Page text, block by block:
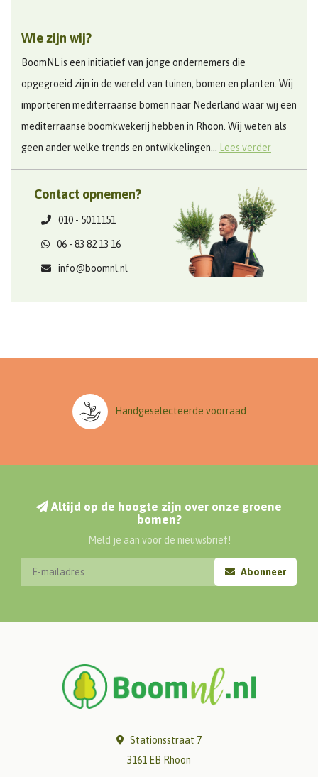
Wie zijn wij?
BoomNL is een initiatief van jonge ondernemers die
opgegroeid zijn in de wereld van tuinen, bomen en planten. Wij
importeren mediterraanse bomen naar Nederland waar wij een
mediterraanse boomkwekerij hebben in Rhoon. Wij weten als
geen ander welke trends en ontwikkelingen... Lees verder
Contact opnemen?
010 - 5011151
06 - 83 82 13 16
info@boomnl.nl
Handgeselecteerde voorraad
Altijd op de hoogte zijn over onze groene
bomen?
Meld je aan voor de nieuwsbrief!
Abonneer
Stationsstraat 7
3161 EB Rhoon